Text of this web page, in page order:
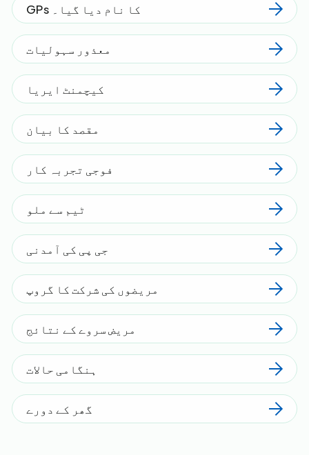
GPs کا نام دیا گیا۔
معذور سہولیات
کیچمنٹ ایریا
مقصد کا بیان
فوجی تجربہ کار
ٹیم سے ملو
جی پی کی آمدنی
مریضوں کی شرکت کا گروپ
مریض سروے کے نتائج
ہنگامی حالات
گھر کے دورے